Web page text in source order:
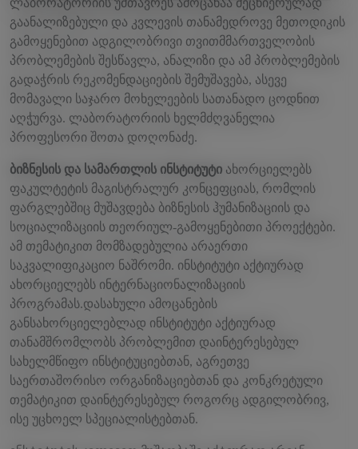
ლაბორატორიის უმთავრეს ამოცანაა მეცნიერულად
გაანალიზებული და კვლევის თანამედროვე მეთოდიკის
გამოყენებით ადგილობრივი თვითმმართველობის
პრობლემების შესწავლა, ანალიზი და ამ პრობლემების
გადაჭრის რეკომენდაციების შემუშავება, ასევე
მომავალი საჯარო მოხელეების სათანადო ცოდნით
აღჭურვა. ლაბორატორიის ხელმძღვანელია
პროფესორი შოთა დოღონაძე.
ბიზნესის და სამართლის ინსტიტუტი ახორციელებს
ფაკულტეტის მაგისტრალურ კონცეფციას, რომლის
ფარგლებშიც მუშავდება ბიზნესის ჰუმანიზაციის და
სოციალიზაციის თეორიულ-გამოყენებითი პროექტები.
ამ თემატიკით მომზადებულია არაერთი
საკვალიფიკაციო ნაშრომი. ინსტიტუტი აქტიურად
ახორციელებს ინტერნაციონალიზაციის
პროგრამას.დასახული ამოცანების
განსახორციელებლად ინსტიტუტი აქტიურად
თანამშრომლობს პრობლემით დაინტერესებულ
სახელმწიფო ინსტიტუციებთან, აგრეთვე
საერთაშორისო ორგანიზაციებთან და კონკრეტული
თემატიკით დაინტერესებულ როგორც ადგილობრივ,
ისე უცხოელ სპეციალისტებთან.